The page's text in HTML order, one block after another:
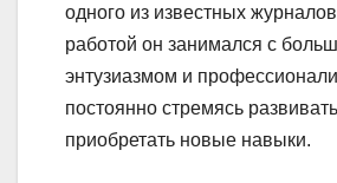
одного из известных
работой он занимался с
энтузиазмом и
постоянно стремясь
приобретать новые навыки.